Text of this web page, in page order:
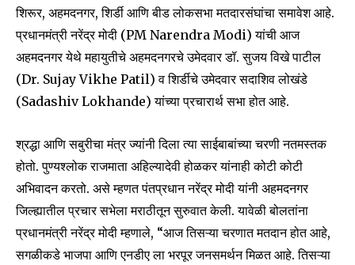
Join our community of
SUBSCRIBERS and be part of the
conversation.
शिरूर, अहमदनगर, शिर्डी आणि बीड लोकसभा मतदारसंघांचा समावेश आहे.
प्रधानमंत्री नरेंद्र मोदी (PM Narendra Modi) यांची आज
अहमदनगर येथे महायुतीचे अहमदनगरचे उमेदवार डॉ. सुजय विखे पाटील
(Dr. Sujay Vikhe Patil) व शिर्डीचे उमेदवार सदाशिव लोखंडे
(Sadashiv Lokhande) यांच्या प्रचारार्थ सभा होत आहे.
श्रद्धा आणि सबुरीचा मंत्र ज्यांनी दिला त्या साईबाबांच्या चरणी नतमस्तक
होतो. पुण्यश्लोक राजमाता अहिल्यादेवी होळकर यांनाही कोटी कोटी
अभिवादन करतो. असे म्हणत पंतप्रधान नरेंद्र मोदी यांनी अहमदनगर
जिल्ह्यातील प्रचार सभेला मराठीतून सुरुवात केली. यावेळी बोलतांना
प्रधानमंत्री नरेंद्र मोदी म्हणाले, “आज तिसऱ्या चरणात मतदान होत आहे,
सगळीकडे भाजपा आणि एनडीए ला भरपूर जनसमर्थन मिळत आहे. तिसऱ्या